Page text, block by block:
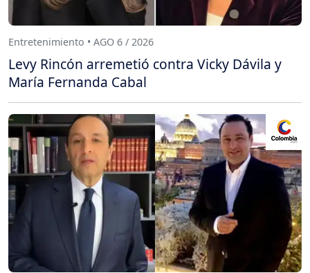
Entretenimiento • AGO 6 / 2026
Levy Rincón arremetió contra Vicky Dávila y
María Fernanda Cabal